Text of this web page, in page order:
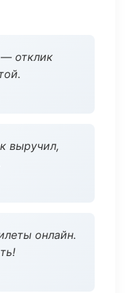
— отклик
выручил,
онлайн.